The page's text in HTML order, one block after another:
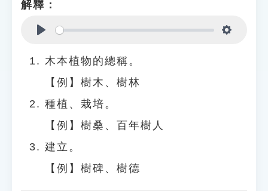
解釋：
木本植物的總稱。
【例】樹木、樹林
種植、栽培。
【例】樹桑、百年樹人
建立。
【例】樹碑、樹德